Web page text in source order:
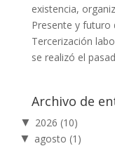
existencia,
Presente y futuro
Tercerización
se realizó el
Archivo de
▼ 2026 (10)
▼ agosto (1)